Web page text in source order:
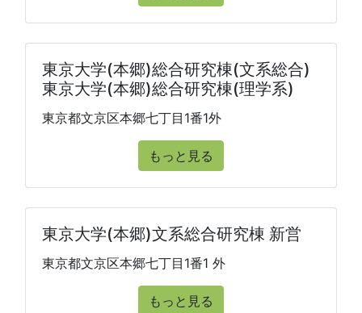
東京大学(本郷)総合研究棟(文系総合)
東京大学(本郷)総合研究棟(理学系)
東京都文京区本郷七丁目1番1外
もっと見る
東京大学(本郷)文系総合研究棟 新営
東京都文京区本郷七丁目1番1 外
もっと見る